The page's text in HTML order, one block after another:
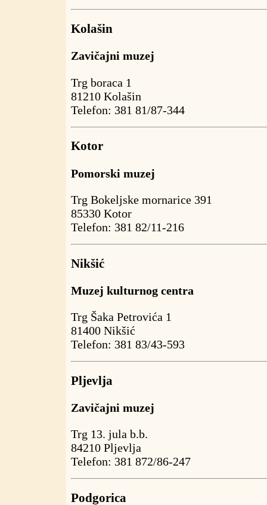
Kolašin
Zavičajni muzej
Trg boraca 1
81210 Kolašin
Telefon: 381 81/87-344
Kotor
Pomorski muzej
Trg Bokeljske mornarice 391
85330 Kotor
Telefon: 381 82/11-216
Nikšić
Muzej kulturnog centra
Trg Šaka Petrovića 1
81400 Nikšić
Telefon: 381 83/43-593
Pljevlja
Zavičajni muzej
Trg 13. jula b.b.
84210 Pljevlja
Telefon: 381 872/86-247
Podgorica